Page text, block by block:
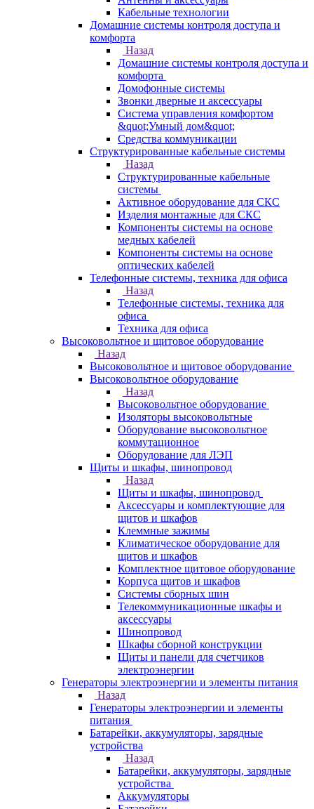
Кабельные технологии
Домашние системы контроля доступа и
комфорта
Назад
Домашние системы контроля доступа и
комфорта
Домофонные системы
Звонки дверные и аксессуары
Система управления комфортом
&quot;Умный дом&quot;
Средства коммуникации
Структурированные кабельные системы
Назад
Структурированные кабельные
системы
Активное оборудование для СКС
Изделия монтажные для СКС
Компоненты системы на основе
медных кабелей
Компоненты системы на основе
оптических кабелей
Телефонные системы, техника для офиса
Назад
Телефонные системы, техника для
офиса
Техника для офиса
Высоковольтное и щитовое оборудование
Назад
Высоковольтное и щитовое оборудование
Высоковольтное оборудование
Назад
Высоковольтное оборудование
Изоляторы высоковольтные
Оборудование высоковольтное
коммутационное
Оборудование для ЛЭП
Щиты и шкафы, шинопровод
Назад
Щиты и шкафы, шинопровод
Аксессуары и комплектующие для
щитов и шкафов
Клеммные зажимы
Климатическое оборудование для
щитов и шкафов
Комплектное щитовое оборудование
Корпуса щитов и шкафов
Системы сборных шин
Телекоммуникационные шкафы и
аксессуары
Шинопровод
Шкафы сборной конструкции
Щиты и панели для счетчиков
электроэнергии
Генераторы электроэнергии и элементы питания
Назад
Генераторы электроэнергии и элементы
питания
Батарейки, аккумуляторы, зарядные
устройства
Назад
Батарейки, аккумуляторы, зарядные
устройства
Аккумуляторы